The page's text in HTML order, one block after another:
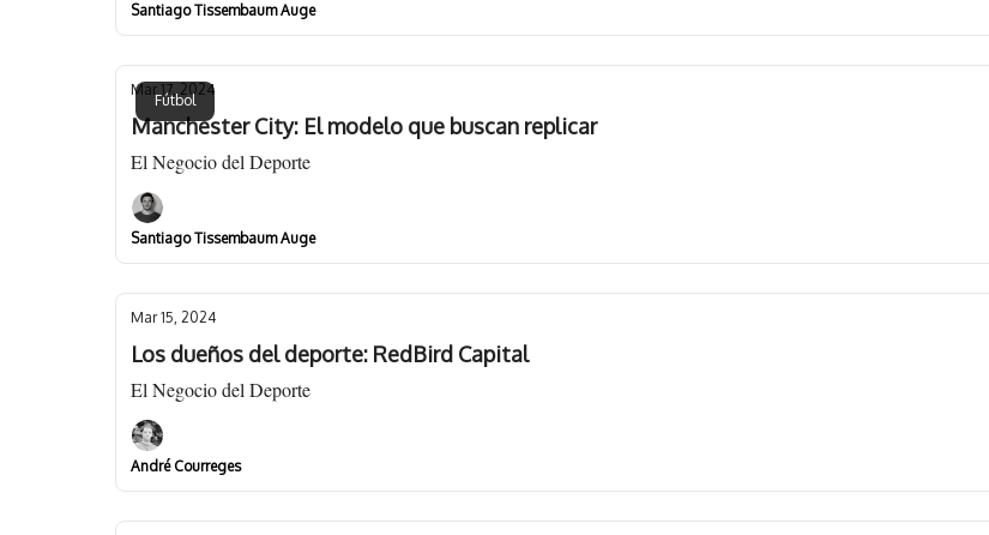
Santiago Tissembaum Auge
Fútbol
Mar 17, 2024
Manchester City: El modelo que buscan replicar
El Negocio del Deporte
Santiago Tissembaum Auge
Mar 15, 2024
Los dueños del deporte: RedBird Capital
El Negocio del Deporte
André Courreges